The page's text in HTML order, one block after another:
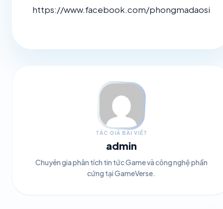
https://www.facebook.com/phongmadaosi
TÁC GIẢ BÀI VIẾT
admin
Chuyên gia phân tích tin tức Game và công nghệ phần
cứng tại GameVerse.